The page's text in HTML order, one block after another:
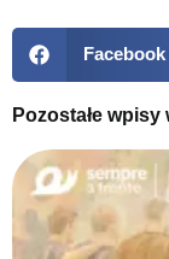
Facebook
Pozostałe